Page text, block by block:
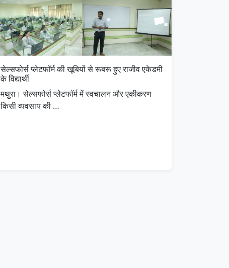
सेल्सफोर्स प्लेटफॉर्म की खूबियों से रूबरू हुए राजीव एकेडमी
के विद्यार्थी
मथुरा। सेल्सफोर्स प्लेटफॉर्म में स्वचालन और एकीकरण
किसी व्यवसाय की …